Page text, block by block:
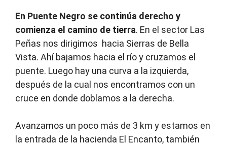
En Puente Negro se continúa derecho y
comienza el camino de tierra. En el sector Las
Peñas nos dirigimos hacia Sierras de Bella
Vista. Ahí bajamos hacia el río y cruzamos el
puente. Luego hay una curva a la izquierda,
después de la cual nos encontramos con un
cruce en donde doblamos a la derecha.
Avanzamos un poco más de 3 km y estamos en
la entrada de la hacienda El Encanto, también